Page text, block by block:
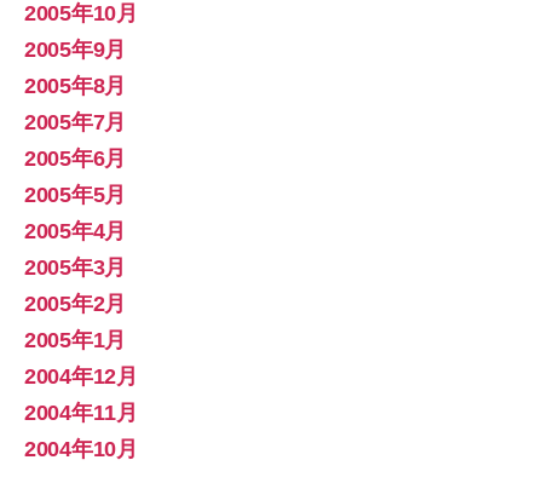
2005年10月
2005年9月
2005年8月
2005年7月
2005年6月
2005年5月
2005年4月
2005年3月
2005年2月
2005年1月
2004年12月
2004年11月
2004年10月